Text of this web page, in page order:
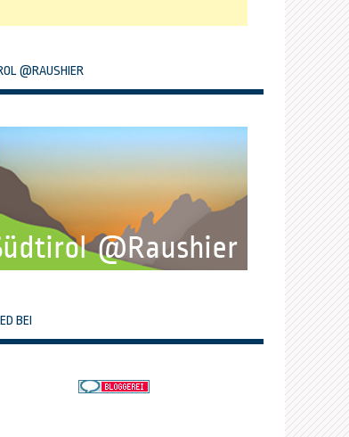
@RAUSHIER
BEI